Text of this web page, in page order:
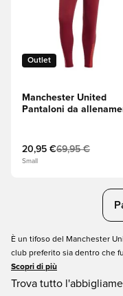
Outlet
Manchester United
Pantaloni da
20,95 €69,95 €
Small
È un tifoso del Manchester
club preferito sia dentro che
abbigliamento da
Non solo l'abbigliamento da
Scopri di più
Trova tutto